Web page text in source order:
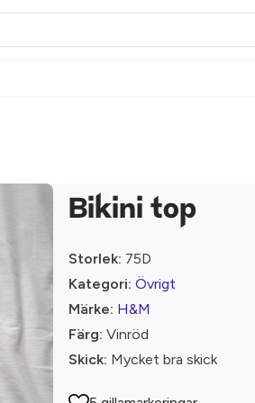
Bikini top
Storlek: 75D
Kategori: Övrigt
Märke: H&M
Färg: Vinröd
Skick: Mycket bra skick